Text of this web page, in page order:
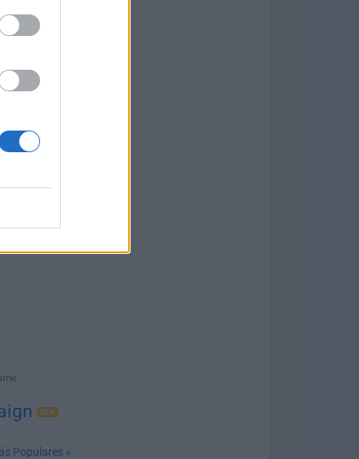
Populares »